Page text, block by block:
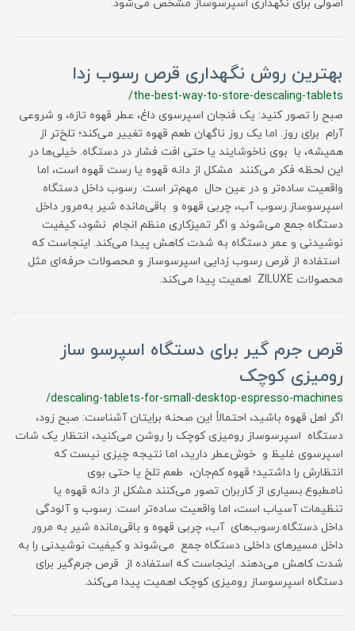
اصولی برای نگهداری اسپرسوساز مشخص می‌شود.
بهترین روش نگهداری قرص رسوب زدا
/the-best-way-to-store-descaling-tablets
صبح را تصور کنید: یک فنجان اسپرسوی داغ، عطر قهوه تازه، و شروعی
آرام برای روز. اما یک روز ناگهان طعم قهوه تغییر می‌کند؛ تلخ‌تر از
همیشه، با بوی ناخوشایند یا حتی افت فشار در دستگاه. خیلی‌ها در
این لحظه فکر می‌کنند مشکل از دانه قهوه یا رست قهوه است، اما
واقعیت ساده‌تر و در عین حال مهم‌تر است: رسوب داخل دستگاه
اسپرسوساز.رسوب آب، چربی قهوه و باقی‌مانده شیر به‌مرور داخل
دستگاه جمع می‌شوند و اگر تمیزکاری منظم انجام نشود، کیفیت
نوشیدنی و عمر دستگاه به شدت کاهش پیدا می‌کند. اینجاست که
استفاده از قرص رسوب زدایی اسپرسوساز و محصولات حرفه‌ای مثل
محصولات ZILUXE اهمیت پیدا می‌کند.
قرص جرم گیر برای دستگاه اسپرسو ساز
رومیزی کوچک
/descaling-tablets-for-small-desktop-espresso-machines
اگر اهل قهوه باشید، احتمالاً این صحنه برایتان آشناست: صبح زود،
دستگاه اسپرسوساز رومیزی کوچک را روشن می‌کنید، انتظار یک شات
اسپرسوی غلیظ و خوش‌عطر دارید، اما نتیجه چیزی نیست که
انتظارش را داشتید؛ قهوه کم‌جان، طعم تلخ یا حتی بوی
نامطبوع.بسیاری از کاربران تصور می‌کنند مشکل از دانه قهوه یا
تنظیمات آسیاب است، اما واقعیت ساده‌تر است: رسوب و آلودگی
داخل دستگاه.رسوب‌های آب، چربی قهوه و باقی‌مانده شیر به مرور
داخل مسیرهای داخلی دستگاه جمع می‌شوند و کیفیت نوشیدنی را به
شدت کاهش می‌دهند. اینجاست که استفاده از قرص جرم‌گیر برای
دستگاه اسپرسوساز رومیزی کوچک اهمیت پیدا می‌کند.